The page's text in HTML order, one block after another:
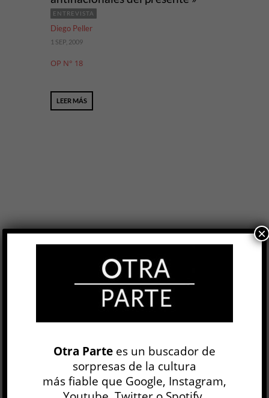
ENTREVISTA
Diego Peller
1 SEP, 2009
OP N° 18
LEER MÁS
Retrato de una impostora »
1 DIC, 2008
OP N° 16
Otra Partees un buscador de
sorpresas de la cultura
más fiable que Google, Instagram,
×